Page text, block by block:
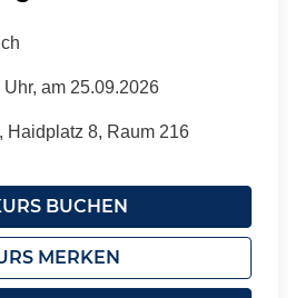
am 25.09.2026
Haidplatz 8, Raum 216
BUCHEN
MERKEN